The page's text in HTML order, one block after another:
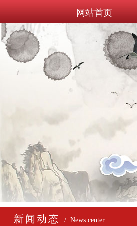
网站首页
新闻动态 / News center